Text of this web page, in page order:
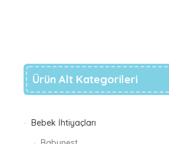
Ürün Alt Kategorileri
Bebek İhtiyaçları